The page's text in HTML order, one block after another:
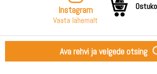
Instagram
Vaata lähemalt
Ava rehvi ja velgede otsing